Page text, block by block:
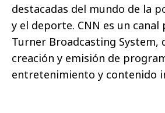
destacadas del mundo de la
y el deporte. CNN es un canal
Turner Broadcasting System,
creación y emisión de
entretenimiento y contenido